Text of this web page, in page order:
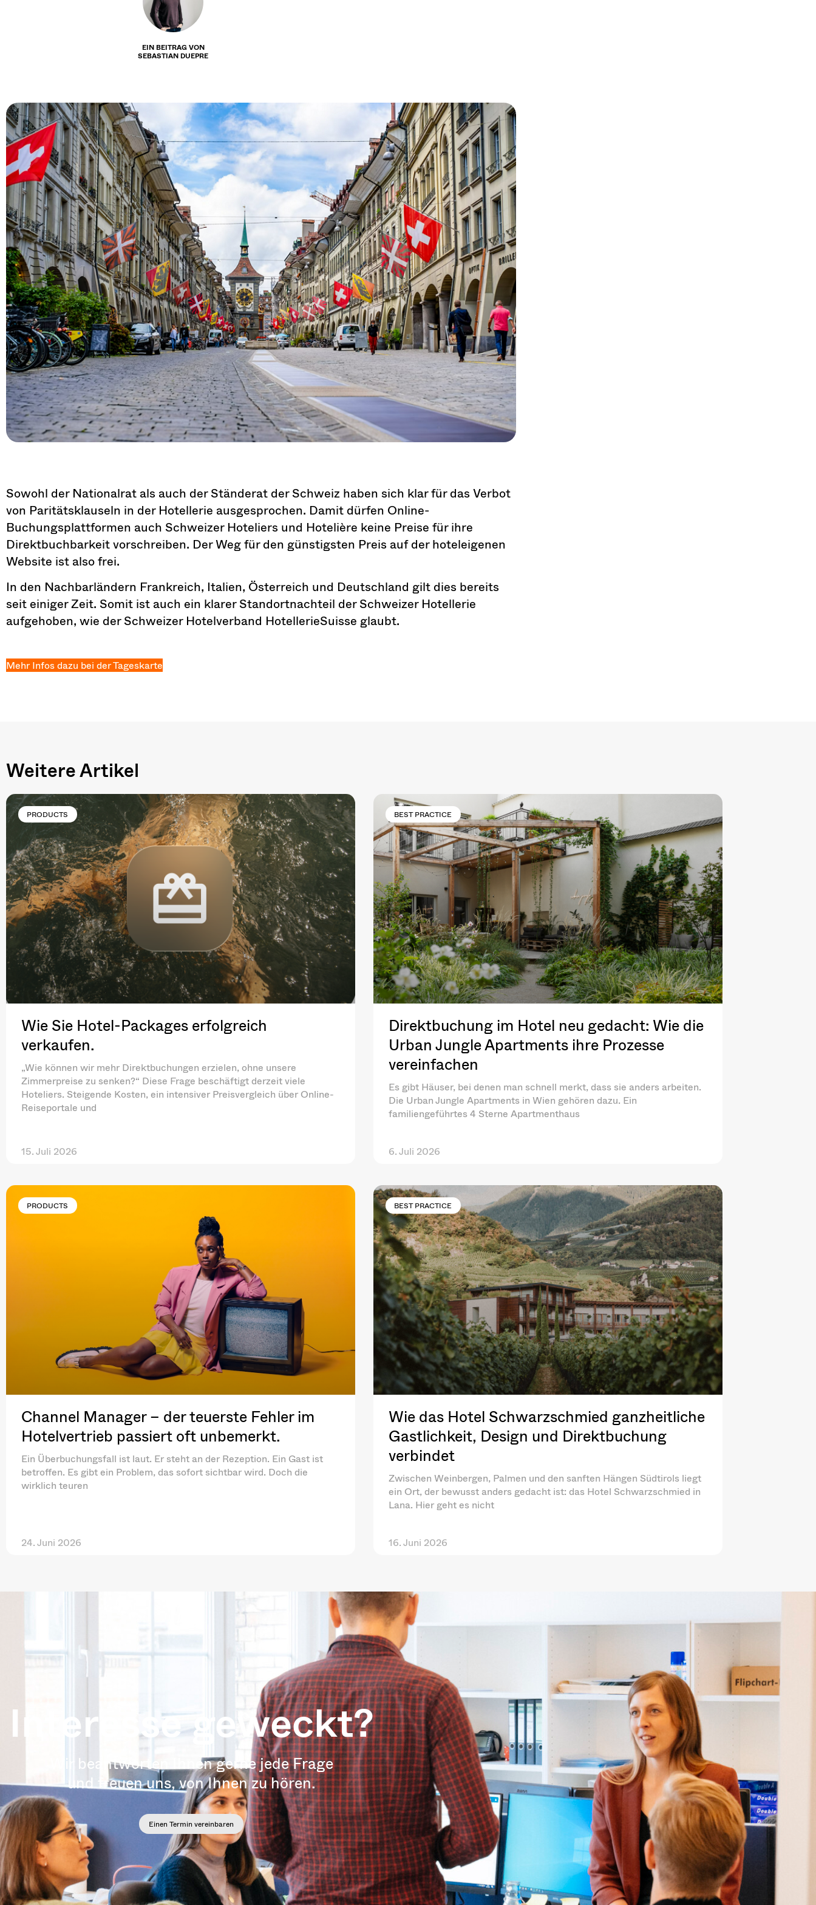
EIN BEITRAG VON
SEBASTIAN DUEPRE
Sowohl der Nationalrat als auch der Ständerat der Schweiz haben sich klar für das Verbot
von Paritätsklauseln in der Hotellerie ausgesprochen. Damit dürfen Online-
Buchungsplattformen auch Schweizer Hoteliers und Hotelière keine Preise für ihre
Direktbuchbarkeit vorschreiben. Der Weg für den günstigsten Preis auf der hoteleigenen
Website ist also frei.
In den Nachbarländern Frankreich, Italien, Österreich und Deutschland gilt dies bereits
seit einiger Zeit. Somit ist auch ein klarer Standortnachteil der Schweizer Hotellerie
aufgehoben, wie der Schweizer Hotelverband HotellerieSuisse glaubt.
Mehr Infos dazu bei der Tageskarte
Weitere Artikel
PRODUCTS
Wie Sie Hotel-Packages erfolgreich
verkaufen.
„Wie können wir mehr Direktbuchungen erzielen, ohne unsere
Zimmerpreise zu senken?“ Diese Frage beschäftigt derzeit viele
Hoteliers. Steigende Kosten, ein intensiver Preisvergleich über Online-
Reiseportale und
15. Juli 2026
BEST PRACTICE
Direktbuchung im Hotel neu gedacht: Wie die
Urban Jungle Apartments ihre Prozesse
vereinfachen
Es gibt Häuser, bei denen man schnell merkt, dass sie anders arbeiten.
Die Urban Jungle Apartments in Wien gehören dazu. Ein
familiengeführtes 4 Sterne Apartmenthaus
6. Juli 2026
PRODUCTS
Channel Manager – der teuerste Fehler im
Hotelvertrieb passiert oft unbemerkt.
Ein Überbuchungsfall ist laut. Er steht an der Rezeption. Ein Gast ist
betroffen. Es gibt ein Problem, das sofort sichtbar wird. Doch die
wirklich teuren
24. Juni 2026
BEST PRACTICE
Wie das Hotel Schwarzschmied ganzheitliche
Gastlichkeit, Design und Direktbuchung
verbindet
Zwischen Weinbergen, Palmen und den sanften Hängen Südtirols liegt
ein Ort, der bewusst anders gedacht ist: das Hotel Schwarzschmied in
Lana. Hier geht es nicht
16. Juni 2026
Interesse geweckt?
Wir beantworten Ihnen gerne jede Frage
und freuen uns, von Ihnen zu hören.
Einen Termin vereinbaren